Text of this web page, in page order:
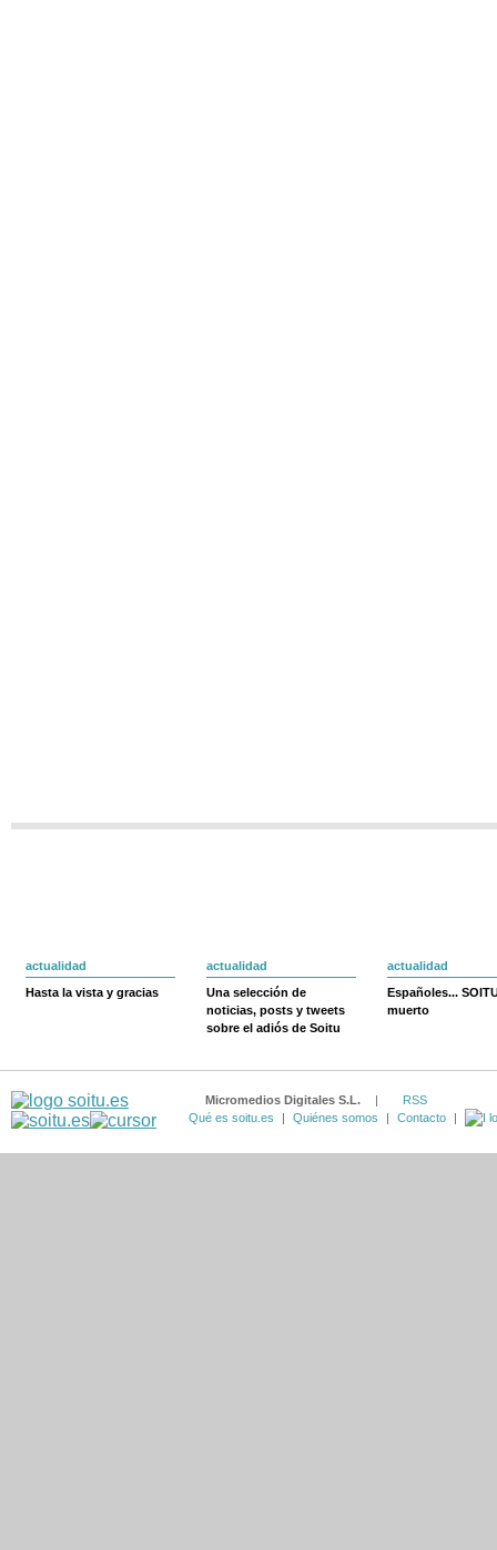
actualidad
Hasta la vista y gracias
actualidad
Una selección de
noticias, posts y tweets
sobre el adiós de Soitu
actualidad
Españoles...
muerto
Micromedios Digitales S.L. |
RSS
Qué es soitu.es
| Quiénes somos | Contacto |